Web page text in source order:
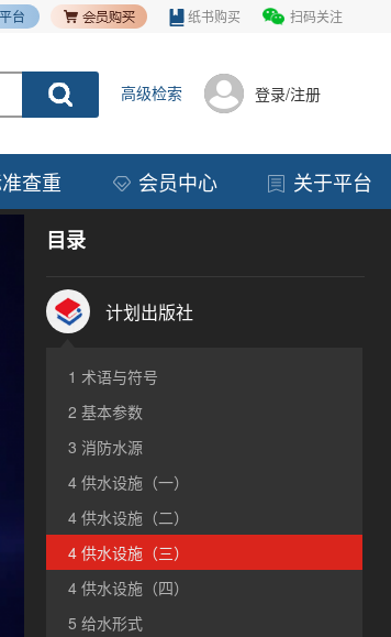
台 纸书购买 扫码关注
高级检索 登录/注册
查重 会员中心 关于平台
目录
计划出版社
1 术语与符号
2 基本参数
3 消防水源
4 供水设施（一）
4 供水设施（二）
4 供水设施（三）
4 供水设施（四）
5 给水形式